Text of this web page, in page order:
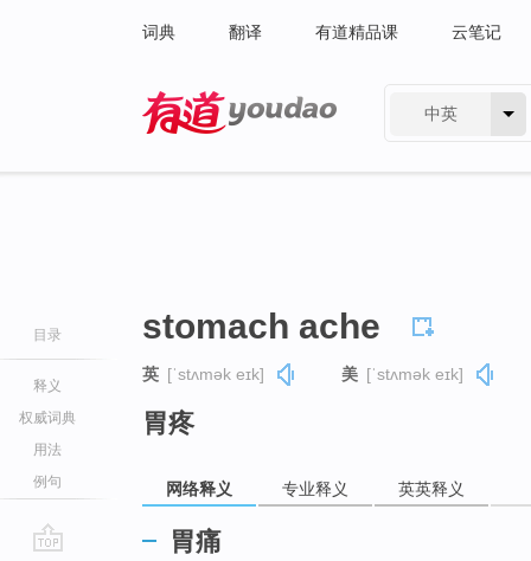
词典 翻译 有道精品课 云笔记
中英
目录
释义
权威词典
用法
例句
stomach ache
英 [ˈstʌmək eɪk] 美 [ˈstʌmək eɪk]
胃疼
网络释义 专业释义 英英释义
胃痛